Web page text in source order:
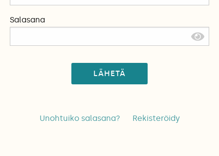
Salasana
LÄHETÄ
Unohtuiko salasana? Rekisteröidy